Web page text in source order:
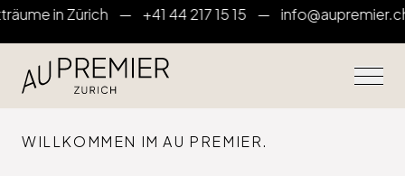
in Zürich —+41 44 217 15 15—info@aupremier.ch—
WILLKOMMEN IM AU PREMIER.